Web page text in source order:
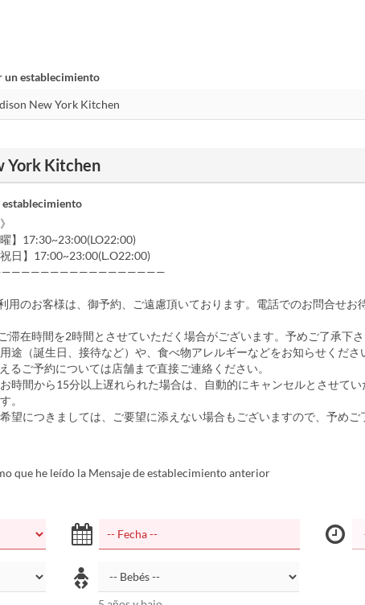
un establecimiento
York Kitchen
establecimiento
曜】17:30~23:00(LO22:00)
祝日】17:00~23:00(L.O22:00)
用のお客様は、御予約、ご遠慮頂いております。電話でのお問合せお
滞在時間を2時間とさせていただく場合がございます。予めご了承下さ
途（誕生日、接待など）や、食べ物アレルギーなどをお知らせくださ
るご予約については店舗まで直接ご連絡ください。
時間から15分以上遅れられた場合は、自動的にキャンセルとさせてい
。
望につきましては、ご要望に添えない場合もございますので、予めご
que he leído la Mensaje de establecimiento anterior